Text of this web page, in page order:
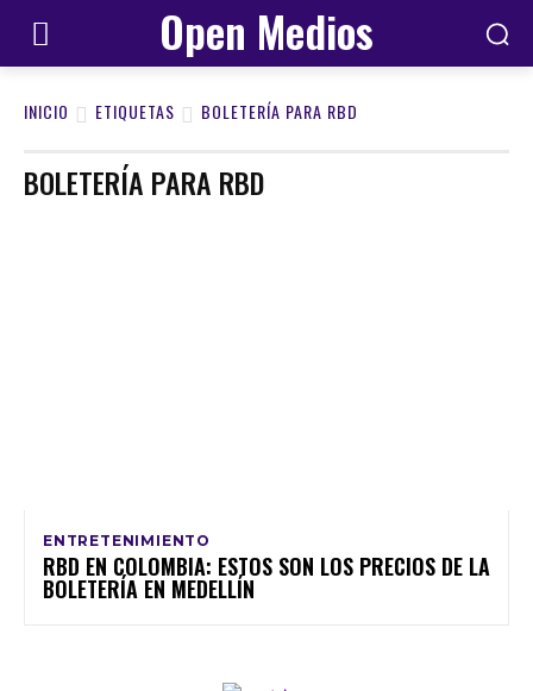
Open Medios
INICIO ETIQUETAS BOLETERÍA PARA RBD
BOLETERÍA PARA RBD
ENTRETENIMIENTO
RBD EN COLOMBIA: ESTOS SON LOS PRECIOS DE LA
BOLETERÍA EN MEDELLÍN